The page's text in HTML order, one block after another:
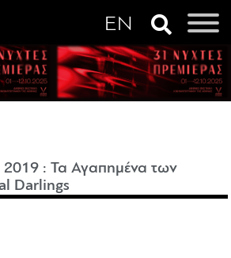
2019 :Τα Αγαπημένα των
Darlings